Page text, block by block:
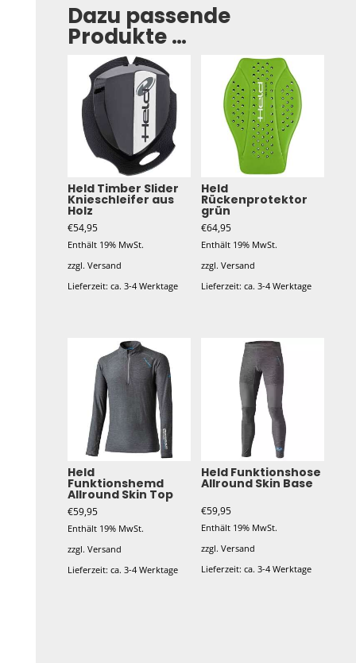
Dazu passende
Produkte …
Held Timber Slider
Knieschleifer aus
Holz
€54,95
Enthält 19% MwSt.
zzgl.Versand
Lieferzeit: ca. 3-4 Werktage
Held
Rückenprotektor
grün
€64,95
Enthält 19% MwSt.
zzgl. Versand
Lieferzeit: ca. 3-4 Werktage
mehrere
Varianten
können
auf
der
Produktseite
gewählt
Held
Funktionshemd
Allround Skin Top
€59,95
Enthält 19% MwSt.
zzgl.Versand
Lieferzeit: ca. 3-4 Werktage
Held Funktionshose
Allround Skin Base
€59,95
Enthält 19% MwSt.
zzgl. Versand
Lieferzeit: ca. 3-4 Werktage